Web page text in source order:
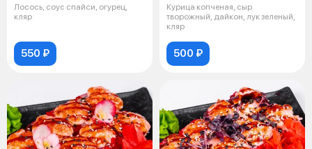
Лосось, соус спайси, огурец,
кляр
550 ₽
Курица копченая, сыр
творожный, дайкон, лук зеленый,
кляр
500 ₽